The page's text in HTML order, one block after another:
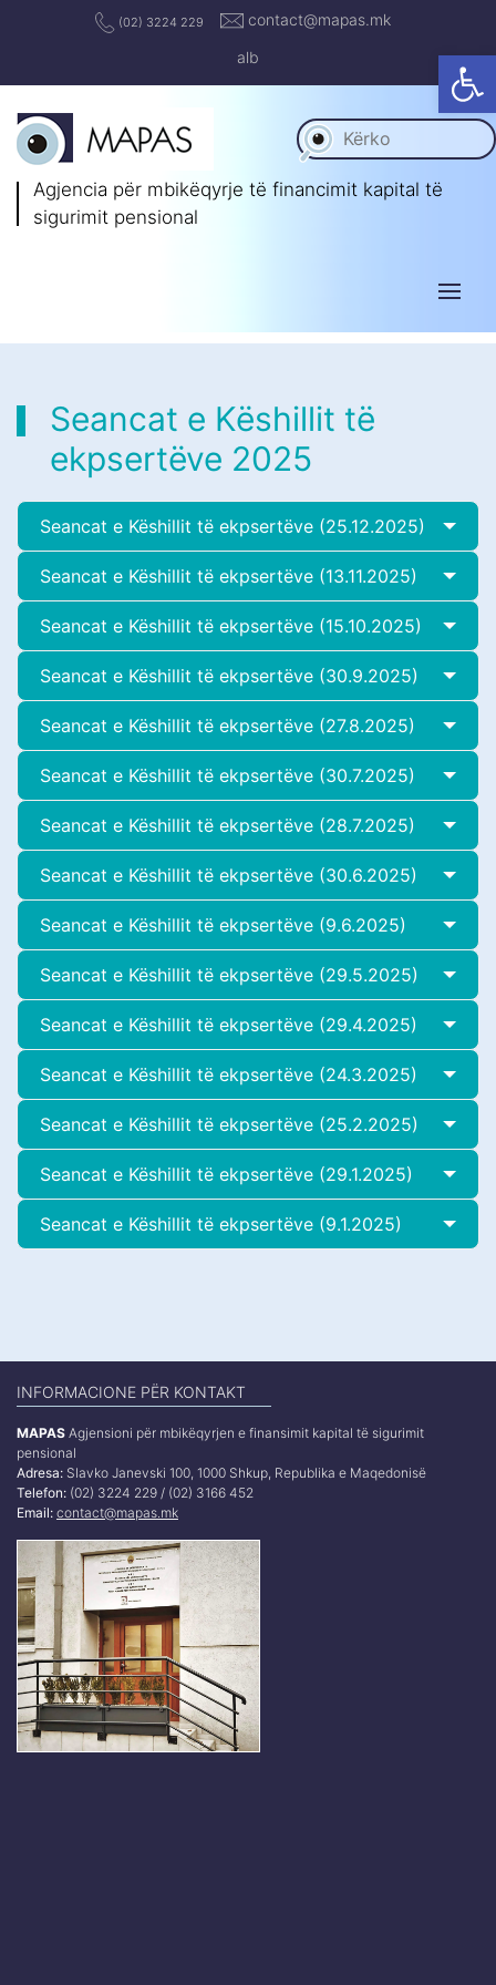
(02) 3224 229
contact@mapas.mk
alb
Agjencia për mbikëqyrje të financimit kapital të
sigurimit pensional
Seancat e Këshillit të
ekpsertëve 2025
Seancat e Këshillit të ekpsertëve (25.12.2025)
Seancat e Këshillit të ekpsertëve (13.11.2025)
Seancat e Këshillit të ekpsertëve (15.10.2025)
Seancat e Këshillit të ekpsertëve (30.9.2025)
Seancat e Këshillit të ekpsertëve (27.8.2025)
Seancat e Këshillit të ekpsertëve (30.7.2025)
Seancat e Këshillit të ekpsertëve (28.7.2025)
Seancat e Këshillit të ekpsertëve (30.6.2025)
Seancat e Këshillit të ekpsertëve (9.6.2025)
Seancat e Këshillit të ekpsertëve (29.5.2025)
Seancat e Këshillit të ekpsertëve (29.4.2025)
Seancat e Këshillit të ekpsertëve (24.3.2025)
Seancat e Këshillit të ekpsertëve (25.2.2025)
Seancat e Këshillit të ekpsertëve (29.1.2025)
Seancat e Këshillit të ekpsertëve (9.1.2025)
INFORMACIONE PËR KONTAKT
MAPAS Agjensioni për mbikëqyrjen e finansimit kapital të sigurimit
pensional
Adresa: Slavko Janevski 100, 1000 Shkup, Republika e Maqedonisë
Telefon: (02) 3224 229 / (02) 3166 452
Email: contact@mapas.mk